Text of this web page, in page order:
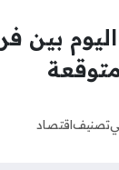
بين
تصنيفاقتصاد